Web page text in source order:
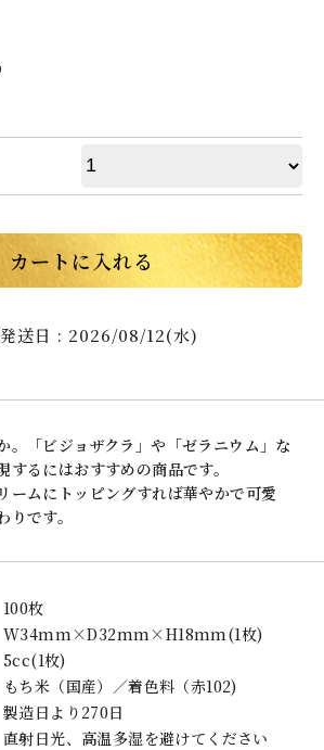
カートに入れる
送日 : 2026/08/12(水)
。「ビジョザクラ」や「ゼラニウム」な
するにはおすすめの商品です。
ームにトッピングすれば華やかで可愛
です。
100枚
W34mm×D32mm×H18mm(1枚)
5cc(1枚)
もち米（国産）／着色料（赤102)
製造日より270日
直射日光、高温多湿を避けてください